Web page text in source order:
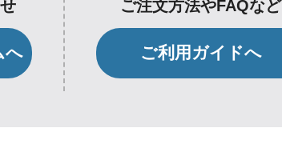
へ
ご注文方法やFAQなど
ご利用ガイドへ